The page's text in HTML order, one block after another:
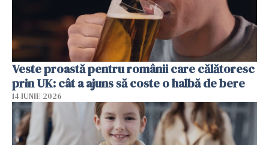
Veste proastă pentru românii care călătoresc
prin UK: cât a ajuns să coste o halbă de bere
14 IUNIE 2026